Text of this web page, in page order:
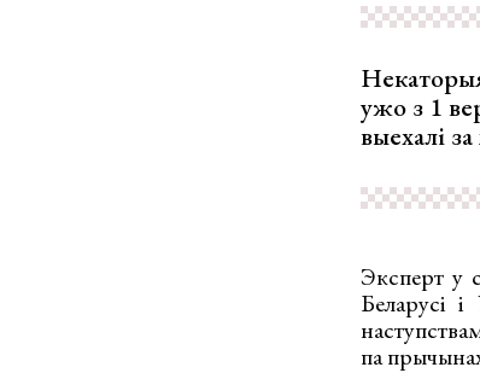
ужо з 1
выехалі
Эксперт у
Беларусі
па